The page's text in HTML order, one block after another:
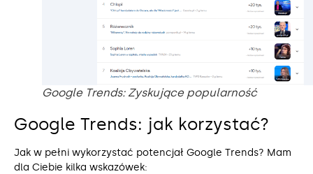
Google Trends: Zyskujące popularność
Google Trends: jak korzystać?
Jak w pełni wykorzystać potencjał Google Trends? Mam
dla Ciebie kilka wskazówek: